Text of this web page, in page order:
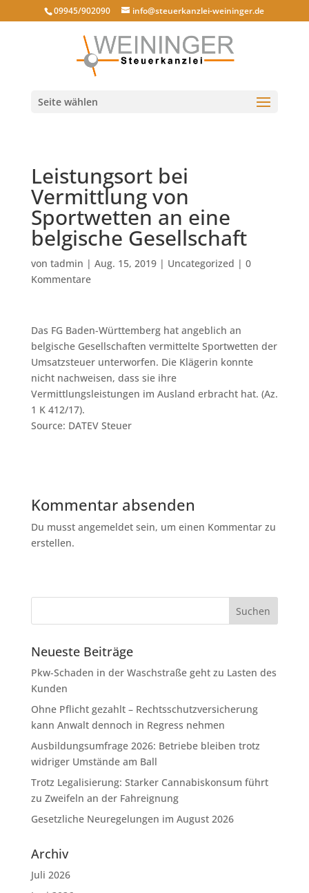
09945/902090 info@steuerkanzlei-weininger.de
Seite wählen
Leistungsort bei
Vermittlung von
Sportwetten an eine
belgische Gesellschaft
von tadmin | Aug. 15, 2019| Uncategorized | 0
Kommentare
Das FG Baden-Württemberg hat angeblich an
belgische Gesellschaften vermittelte Sportwetten der
Umsatzsteuer unterworfen. Die Klägerin konnte
nicht nachweisen, dass sie ihre
Vermittlungsleistungen im Ausland erbracht hat. (Az.
1 K 412/17).
Source: DATEV Steuer
Kommentar absenden
Du musst angemeldet sein, um einen Kommentar zu
erstellen.
Neueste Beiträge
Pkw-Schaden in der Waschstraße geht zu Lasten des
Kunden
Ohne Pflicht gezahlt – Rechtsschutzversicherung
kann Anwalt dennoch in Regress nehmen
Ausbildungsumfrage 2026: Betriebe bleiben trotz
widriger Umstände am Ball
Trotz Legalisierung: Starker Cannabiskonsum führt
zu Zweifeln an der Fahreignung
Gesetzliche Neuregelungen im August 2026
Archiv
Juli 2026